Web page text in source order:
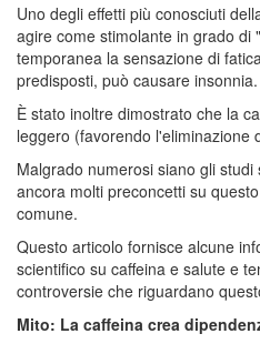
Uno degli effetti più conosciuti
agire come stimolante in grado di
temporanea la sensazione di
predisposti, può causare insonnia.
È stato inoltre dimostrato che la
leggero (favorendo l'eliminazione
Malgrado numerosi siano gli
ancora molti preconcetti su
comune.
Questo articolo fornisce alcune
scientifico su caffeina e salute e
controversie che riguardano
Mito: La caffeina crea